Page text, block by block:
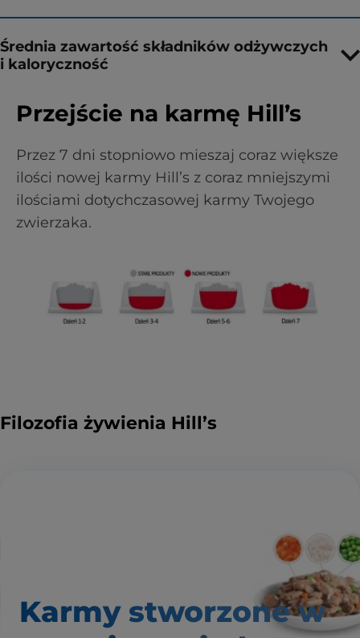
Średnia zawartość składników odżywczych
i kaloryczność
Przejście na karmę Hill’s
Przez 7 dni stopniowo mieszaj coraz większe
ilości nowej karmy Hill’s z coraz mniejszymi
ilościami dotychczasowej karmy Twojego
zwierzaka.
Filozofia żywienia Hill’s
Karmy stworzone w